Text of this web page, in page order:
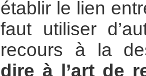
établir le lien
faut utiliser
recours à la
dire à l’art de